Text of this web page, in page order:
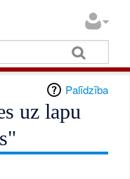
Palīdzība
uz lapu